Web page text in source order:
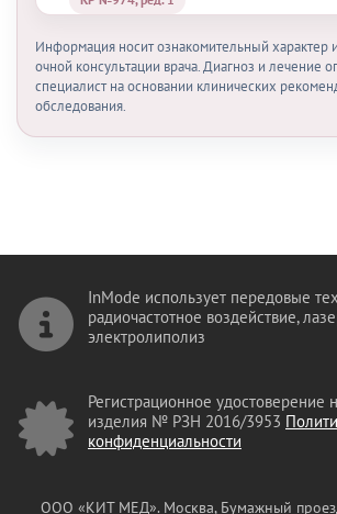
Информация носит ознакомительный характер
очной консультации врача. Диагноз и лечение
специалист на основании клинических
обследования.
InMode использует передовые
радиочастотное воздействие,
электролиполиз
Регистрационное удостоверение
изделия № РЗН 2016/3953
конфиденциальности
ООО «КИТ МЕД». Москва, Бумажный